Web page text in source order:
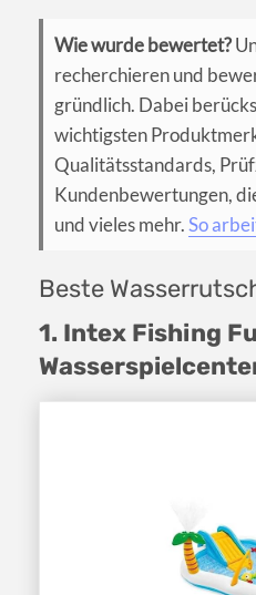
Wie wurde bewertet?
recherchieren und
gründlich. Dabei
wichtigsten
Qualitätsstandards,
Kundenbewertungen,
und vieles mehr.So
Beste
1. Intex Fishing